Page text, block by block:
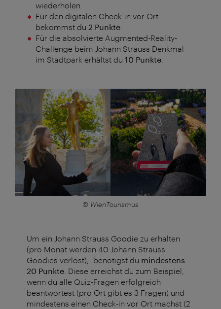
wiederholen.
Für den digitalen Check-in vor Ort
bekommst du 2 Punkte.
Für die absolvierte Augmented-Reality-
Challenge beim Johann Strauss Denkmal
im Stadtpark erhältst du 10 Punkte.
© WienTourismus
Um ein Johann Strauss Goodie zu erhalten
(pro Monat werden 40 Johann Strauss
Goodies verlost), benötigst du mindestens
20 Punkte . Diese erreichst du zum Beispiel,
wenn du alle Quiz-Fragen erfolgreich
beantwortest (pro Ort gibt es 3 Fragen) und
mindestens einen Check-in vor Ort machst (2